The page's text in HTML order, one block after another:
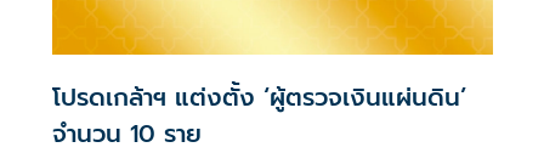
โปรดเกล้าฯ แต่งตั้ง ‘ผู้ตรวจเงินแผ่นดิน’
จำนวน 10 ราย